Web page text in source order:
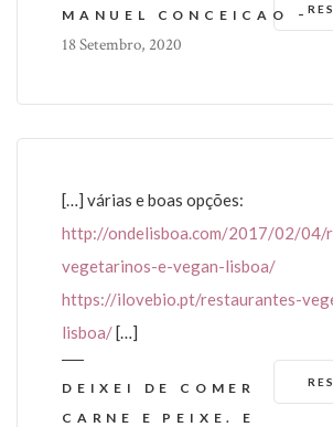
MANUEL CONCEICAO -
18 Setembro, 2020
[…] várias e boas opções:
http://ondelisboa.com/2017/02/04/
vegetarinos-e-vegan-lisboa/
https://ilovebio.pt/restaurantes-
lisboa/[…]
DEIXEI DE COMER
CARNE E PEIXE. E